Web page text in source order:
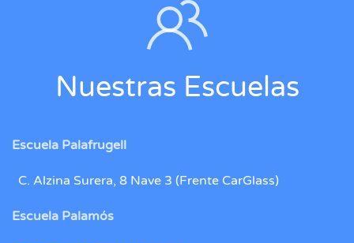
Nuestras Escuelas
Escuela Palafrugell
C. Alzina Surera, 8 Nave 3 (Frente CarGlass)
Escuela Palamós